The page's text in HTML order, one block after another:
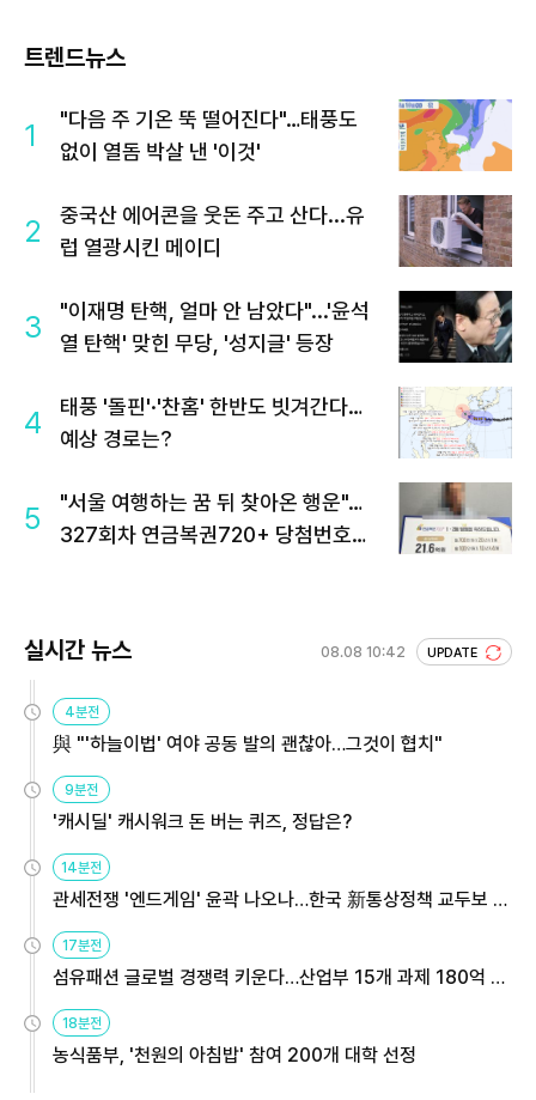
트렌드뉴스
1
"다음 주 기온 뚝 떨어진다"…태풍도
없이 열돔 박살 낸 '이것'
2
중국산 에어콘을 웃돈 주고 산다...유
럽 열광시킨 메이디
3
"이재명 탄핵, 얼마 안 남았다"...'윤석
열 탄핵' 맞힌 무당, '성지글' 등장
4
태풍 '돌핀'·'찬홈' 한반도 빗겨간다…
예상 경로는?
5
"서울 여행하는 꿈 뒤 찾아온 행운"…
327회차 연금복권720+ 당첨번호조
실시간 뉴스 08.08 10:42 UPDATE
4분전
與 "'하늘이법' 여야 공동 발의 괜찮아…그것이 협치"
9분전
'캐시딜' 캐시워크 돈 버는 퀴즈, 정답은?
14분전
관세전쟁 '엔드게임' 윤곽 나오나…한국 新통상정책 교두보 활
용해야
17분전
섬유패션 글로벌 경쟁력 키운다…산업부 15개 과제 180억 지
원
18분전
농식품부, '천원의 아침밥' 참여 200개 대학 선정